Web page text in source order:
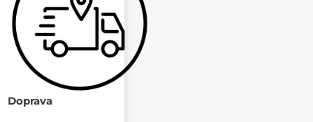
Doprava